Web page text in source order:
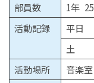
部員数 1年
活動記録
平日
土
活動場所
音楽室